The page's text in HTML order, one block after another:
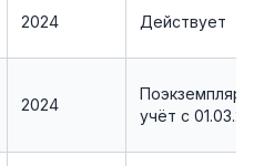
2024 Действует
2024
учёт с